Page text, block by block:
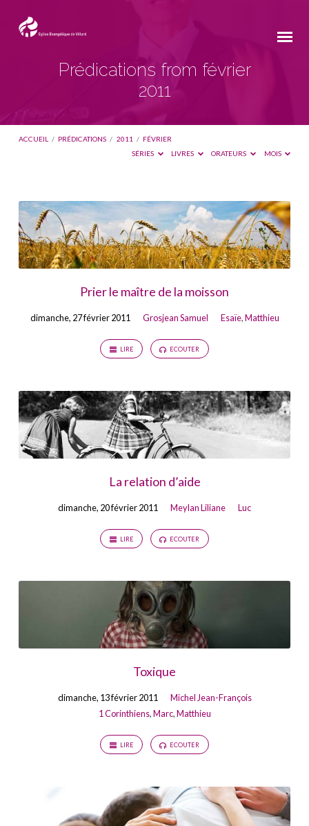
Prédications from février
2011
ACCUEIL / PRÉDICATIONS / 2011 / FÉVRIER
SÉRIES
LIVRES ORATEURS MOIS
Prédications
from
février
2011
Prier le maître de la moisson
dimanche, 27 février 2011 Grosjean Samuel Esaïe,Matthieu
LIRE ECOUTER
La relation d’aide
dimanche, 20 février 2011 Meylan Liliane Luc
LIRE ECOUTER
Toxique
dimanche, 13 février 2011
Michel Jean-François
1 Corinthiens,Marc,Matthieu
LIRE ECOUTER